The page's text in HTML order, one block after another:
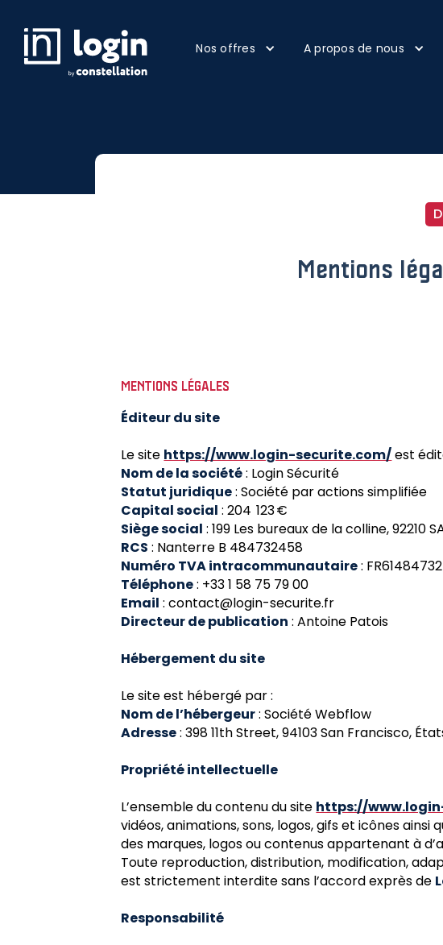
Nos offres A propos de nous
Mentions
MENTIONS LÉGALES
Éditeur du site
Le site https://www.login-securite.com/est
Nom de la société: Login Sécurité
Statut juridique: Société par actions simplifiée
Capital social : 204 123 €
Siège social : 199 Les bureaux de la colline, 92210
RCS : Nanterre B 484732458
Numéro TVA intracommunautaire:
Téléphone: +33 1 58 75 79 00
Email : contact@login-securite.fr
Directeur de publication : Antoine Patois
Hébergement du site
Le site est hébergé par :
Nom de l’hébergeur: Société Webflow
Adresse: 398 11th Street, 94103 San Francisco,
Propriété intellectuelle
L’ensemble du contenu du site https://
vidéos, animations, sons, logos, gifs et icônes
des marques, logos ou contenus appartenant à
Toute reproduction, distribution, modification,
est strictement interdite sans l’accord exprès de
Responsabilité